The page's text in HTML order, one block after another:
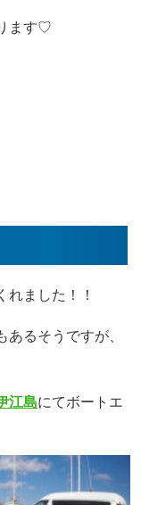
ます♡
れました！！
るそうですが、
江島にてボートエ